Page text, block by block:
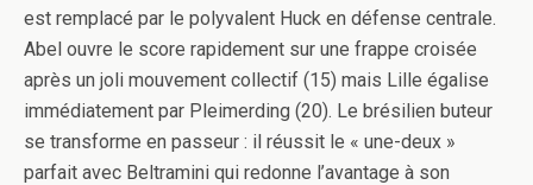
est remplacé par le polyvalent Huck en défense centrale.
Abel ouvre le score rapidement sur une frappe croisée
après un joli mouvement collectif (15) mais Lille égalise
immédiatement par Pleimerding (20). Le brésilien buteur
se transforme en passeur : il réussit le « une-deux »
parfait avec Beltramini qui redonne l’avantage à son